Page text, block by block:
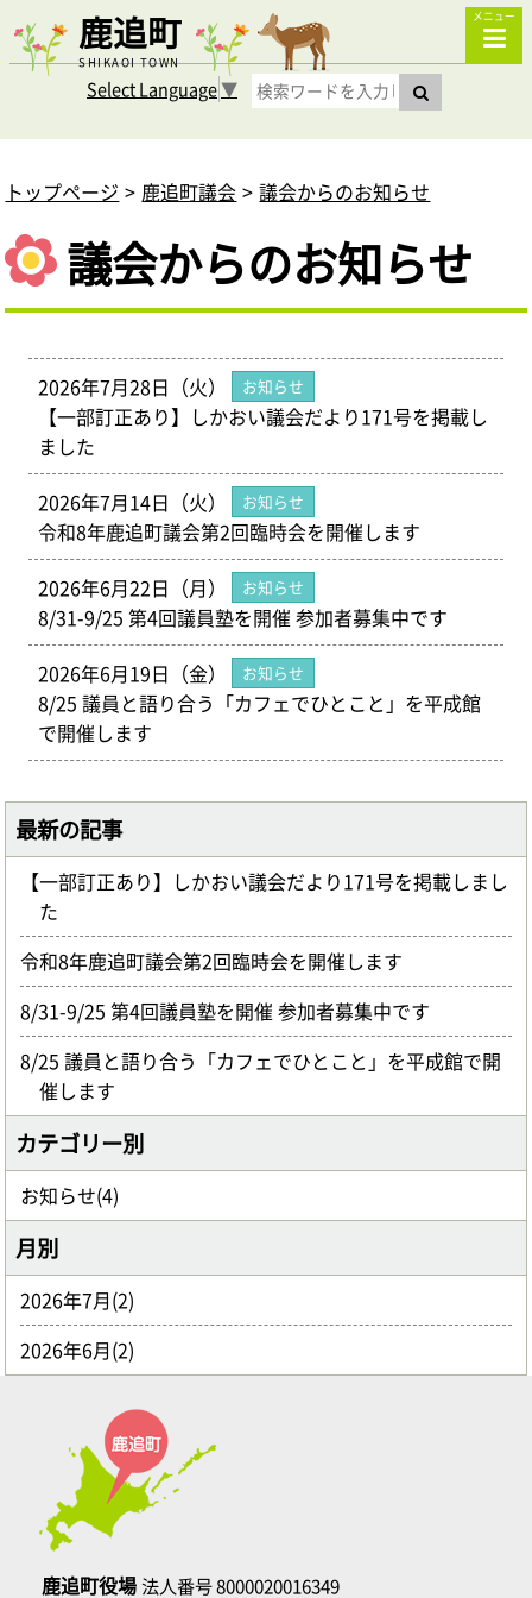
鹿追町
SHIKAOI TOWN
メニュー
Select Language▼
トップページ 鹿追町議会 議会からのお知らせ
議会からのお知らせ
2026年7月28日（火） お知らせ
【一部訂正あり】しかおい議会だより171号を掲載し
ました
2026年7月14日（火）
お知らせ
令和8年鹿追町議会第2回臨時会を開催します
2026年6月22日（月）
お知らせ
8/31-9/25 第4回議員塾を開催 参加者募集中です
2026年6月19日（金）
お知らせ
8/25 議員と語り合う「カフェでひとこと」を平成館
で開催します
最新の記事
【一部訂正あり】しかおい議会だより171号を掲載しまし
た
令和8年鹿追町議会第2回臨時会を開催します
8/31-9/25 第4回議員塾を開催 参加者募集中です
8/25 議員と語り合う「カフェでひとこと」を平成館で開
催します
カテゴリー別
お知らせ(4)
月別
2026年7月(2)
2026年6月(2)
鹿追町役場法人番号 8000020016349